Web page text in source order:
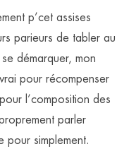
p’cet assises
parieurs de tabler au
démarquer, mon
pour récompenser
l’composition des
parler
pour simplement.